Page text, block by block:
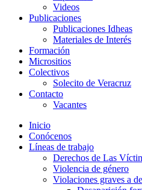
Videos
Publicaciones
Publicaciones Idheas
Materiales de Interés
Formación
Micrositios
Colectivos
Solecito de Veracruz
Contacto
Vacantes
Inicio
Conócenos
Líneas de trabajo
Derechos de Las
Violencia de género
Violaciones graves a